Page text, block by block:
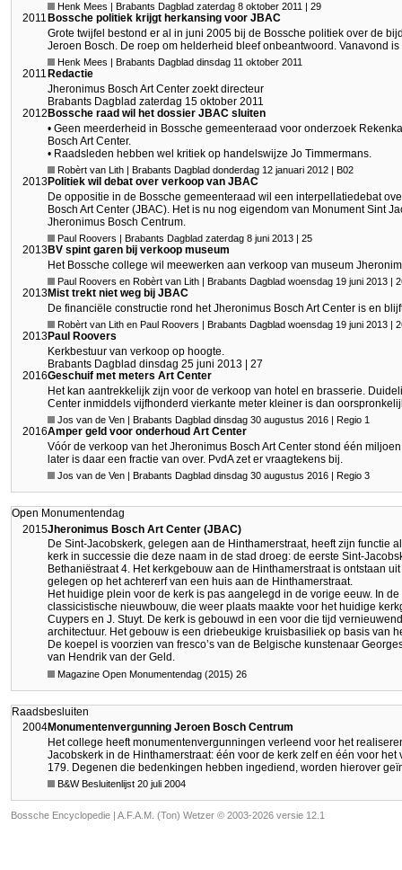
Henk Mees | Brabants Dagblad zaterdag 8 oktober 2011 | 29
2011 Bossche politiek krijgt herkansing voor JBAC
Grote twijfel bestond er al in juni 2005 bij de Bossche politiek over de
Jeroen Bosch. De roep om helderheid bleef onbeantwoord. Vanavond
Henk Mees | Brabants Dagblad dinsdag 11 oktober 2011
2011 Redactie
Jheronimus Bosch Art Center zoekt directeur
Brabants Dagblad zaterdag 15 oktober 2011
2012 Bossche raad wil het dossier JBAC sluiten
• Geen meerderheid in Bossche gemeenteraad voor onderzoek
Bosch Art Center.
• Raadsleden hebben wel kritiek op handelswijze Jo Timmermans.
Robèrt van Lith | Brabants Dagblad donderdag 12 januari 2012 | B02
2013Politiek wil debat over verkoop van JBAC
De oppositie in de Bossche gemeenteraad wil een interpellatiedebat
Bosch Art Center (JBAC). Het is nu nog eigendom van Monument Sint
Jheronimus Bosch Centrum.
Paul Roovers | Brabants Dagblad zaterdag 8 juni 2013 | 25
2013BV spint garen bij verkoop museum
Het Bossche college wil meewerken aan verkoop van museum
Paul Roovers en Robèrt van Lith | Brabants Dagblad woensdag 19 juni 2013 |
2013Mist trekt niet weg bij JBAC
De financiële constructie rond het Jheronimus Bosch Art Center is en
Robèrt van Lith en Paul Roovers | Brabants Dagblad woensdag 19 juni 2013 |
2013Paul Roovers
Kerkbestuur van verkoop op hoogte.
Brabants Dagblad dinsdag 25 juni 2013 | 27
2016Geschuif met meters Art Center
Het kan aantrekkelijk zijn voor de verkoop van hotel en brasserie.
Center inmiddels vijfhonderd vierkante meter kleiner is dan
Jos van de Ven | Brabants Dagblad dinsdag 30 augustus 2016 | Regio 1
2016Amper geld voor onderhoud Art Center
Vóór de verkoop van het Jheronimus Bosch Art Center stond één
later is daar een fractie van over. PvdA zet er vraagtekens bij.
Jos van de Ven | Brabants Dagblad dinsdag 30 augustus 2016 | Regio 3
Open Monumentendag
2015Jheronimus Bosch Art Center (JBAC)
De Sint-Jacobskerk, gelegen aan de Hinthamerstraat, heeft zijn functie
kerk in successie die deze naam in de stad droeg: de eerste Sint-
Bethaniëstraat 4. Het kerkgebouw aan de Hinthamerstraat is ontstaan
gelegen op het achtererf van een huis aan de Hinthamerstraat.
Het huidige plein voor de kerk is pas aangelegd in de vorige eeuw. In
classicistische nieuwbouw, die weer plaats maakte voor het huidige
Cuypers en J. Stuyt. De kerk is gebouwd in een voor die tijd
architectuur. Het gebouw is een driebeukige kruisbasiliek op basis van
De koepel is voorzien van fresco’s van de Belgische kunstenaar
van Hendrik van der Geld.
Magazine Open Monumentendag (2015) 26
Raadsbesluiten
2004Monumentenvergunning Jeroen Bosch Centrum
Het college heeft monumentenvergunningen verleend voor het
Jacobskerk in de Hinthamerstraat: één voor de kerk zelf en één voor
179. Degenen die bedenkingen hebben ingediend, worden hierover
B&W Besluitenlijst 20 juli 2004
Bossche Encyclopedie | A.F.A.M. (Ton) Wetzer © 2003-2026 versie 12.1